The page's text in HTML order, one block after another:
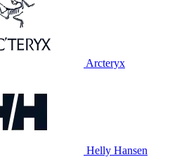
Arcteryx
Helly Hansen